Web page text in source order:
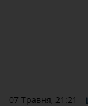
07 Травня, 21:21